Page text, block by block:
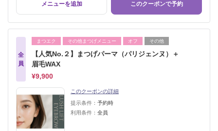
メニューを追加 このクーポンで予約
全
員
まつエク その他まつげメニュー オフ その他
【人気No.２】まつげパーマ（パリジェンヌ）＋
眉毛WAX
¥9,900
このクーポンの詳細
提示条件： 予約時
利用条件： 全員